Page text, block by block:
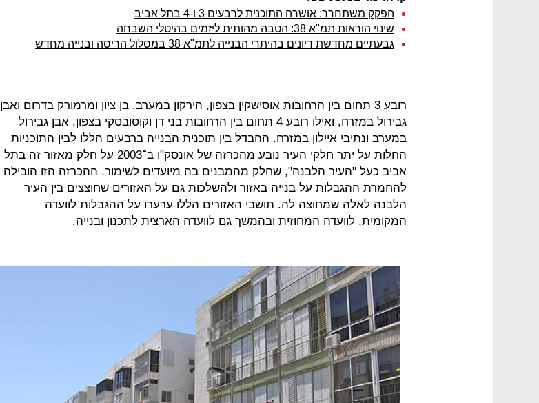
הפקק משתחרר: אושרה התוכנית לרבעים 3 ו-4 בתל אביב
שינוי הוראות תמ"א 38: הטבה מהותית ליזמים בהיטלי השבחה
גבעתיים מחדשת דיונים בהיתרי הבנייה לתמ"א 38 במסלול הריסה ובנייה מחדש
רובע 3 תחום בין הרחובות אוסישקין בצפון, הירקון במערב, בן ציון ומרמורק בדרום ואבן
גבירול במזרח, ואילו רובע 4 תחום בין הרחובות בני דן וקוסובסקי בצפון, אבן גבירול
במערב ונתיבי איילון במזרח. ההבדל בין תוכנית הבנייה ברבעים הללו לבין התוכניות
החלות על יתר חלקי העיר נובע מהכרזה של אונסק"ו ב־2003 על חלק מאזור זה בתל
אביב כעל "העיר הלבנה", שחלק מהמבנים בה מיועדים לשימור. ההכרזה הזו הובילה
להחמרת ההגבלות על בנייה באזור ולהשלכות גם על האזורים שחוצצים בין העיר
הלבנה לאלה שמחוצה לה. תושבי האזורים הללו ערערו על ההגבלות לוועדה
המקומית, לוועדה המחוזית ובהמשך גם לוועדה הארצית לתכנון ובנייה.